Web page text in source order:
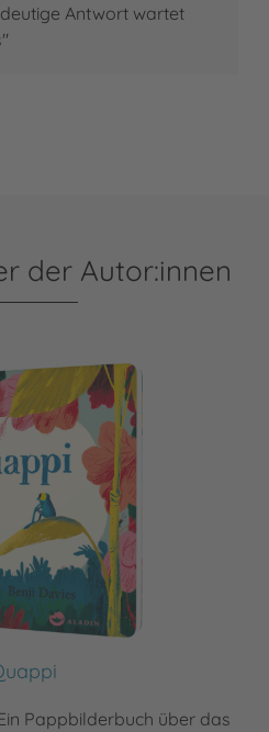
Antwort wartet
der Autor:innen
Pappbilderbuch über das